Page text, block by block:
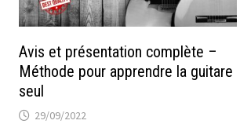
Avis et présentation complète –
Méthode pour apprendre la guitare
seul
29/09/2022